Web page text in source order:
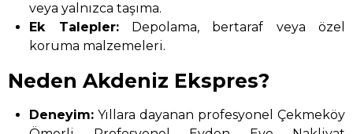
veya yalnızca taşıma.
Ek Talepler:Depolama, bertaraf veya özel
koruma malzemeleri.
Neden Akdeniz Ekspres?
Deneyim: Yıllara dayanan profesyonel Çekmeköy